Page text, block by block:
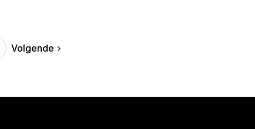
Volgende